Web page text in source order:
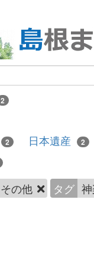
2
2 日本遺産 2
その他 タグ